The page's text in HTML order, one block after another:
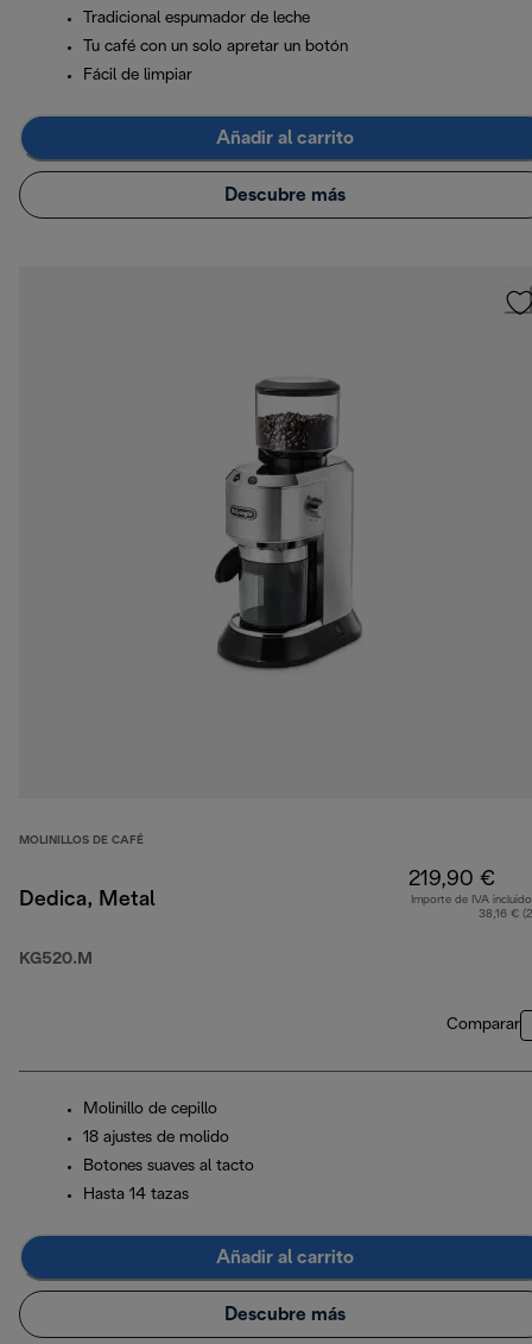
Tradicional espumador de leche
Tu café con un solo apretar un botón
Fácil de limpiar
Añadir al carrito
Descubre más
MOLINILLOS DE CAFÉ
Dedica, Metal
KG520.M
219,90 €
Importe de IVA
38,16 €
Comparar
Molinillo de cepillo
18 ajustes de molido
Botones suaves al tacto
Hasta 14 tazas
Añadir al carrito
Descubre más